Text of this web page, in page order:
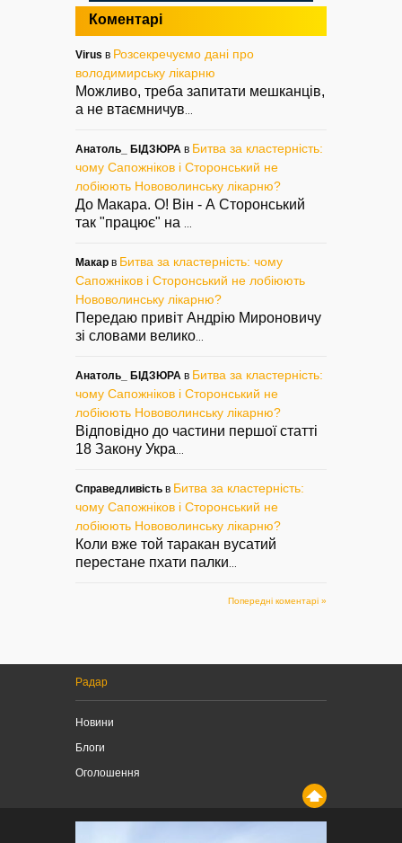
Коментарі
Virus в Розсекречуємо дані про
володимирську лікарню
Можливо, треба запитати мешканців,
а не втаємничув
Анатоль_ БІДЗЮРА в Битва за кластерність:
чому Сапожніков і Сторонський не
лобіюють Нововолинську лікарню?
До Макара. О! Він - А Сторонський
так "працює" на
Макар в Битва за кластерність: чому
Сапожніков і Сторонський не лобіюють
Нововолинську лікарню?
Передаю привіт Андрію Мироновичу
зі словами велико
Анатоль_ БІДЗЮРА в Битва за кластерність:
чому Сапожніков і Сторонський не
лобіюють Нововолинську лікарню?
Відповідно до частини першої статті
18 Закону Укра
Справедливість в Битва за кластерність:
чому Сапожніков і Сторонський не
лобіюють Нововолинську лікарню?
Коли вже той таракан вусатий
перестане пхати палки
Попередні коментарі »
Радар
Новини
Блоги
Оголошення